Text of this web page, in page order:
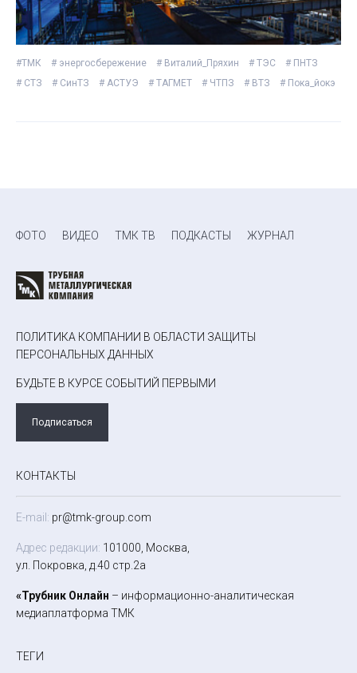
#ТМК # энергосбережение # Виталий_Пряхин # ТЭС
# ПНТЗ
# СТЗ
# СинТЗ # АСТУЭ # ТАГМЕТ # ЧТПЗ # ВТЗ # Пока_йокэ
ФОТО ВИДЕО ТМК ТВ ПОДКАСТЫ ЖУРНАЛ
ПОЛИТИКА КОМПАНИИ В ОБЛАСТИ ЗАЩИТЫ
ПЕРСОНАЛЬНЫХ ДАННЫХ
БУДЬТЕ В КУРСЕ СОБЫТИЙ ПЕРВЫМИ
Подписаться
КОНТАКТЫ
E-mail: pr@tmk-group.com
Адрес редакции: 101000, Москва,
ул. Покровка, д.40 стр.2а
«Трубник Онлайн – информационно-аналитическая
медиаплатформа ТМК
ТЕГИ